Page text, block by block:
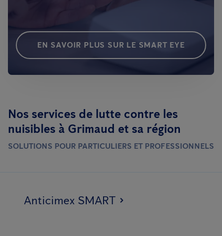
EN SAVOIR PLUS SUR LE SMART EYE
Nos services de lutte contre les
nuisibles à Grimaud et sa région
SOLUTIONS POUR PARTICULIERS ET PROFESSIONNELS
Anticimex SMART